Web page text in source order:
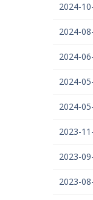
2024-
2024-
2024-
2024-
2024-
2023-
2023-
2023-